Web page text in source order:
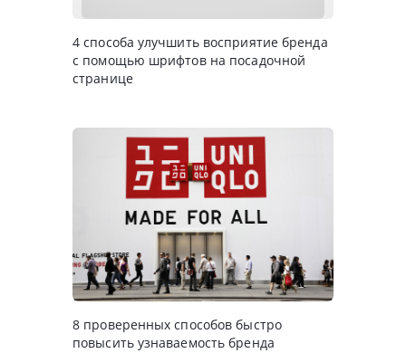
4 способа улучшить восприятие бренда
с помощью шрифтов на посадочной
странице
8 проверенных способов быстро
повысить узнаваемость бренда